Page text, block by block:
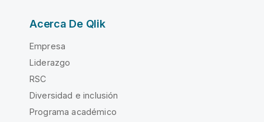
Acerca De Qlik
Empresa
Liderazgo
RSC
Diversidad e inclusión
Programa académico